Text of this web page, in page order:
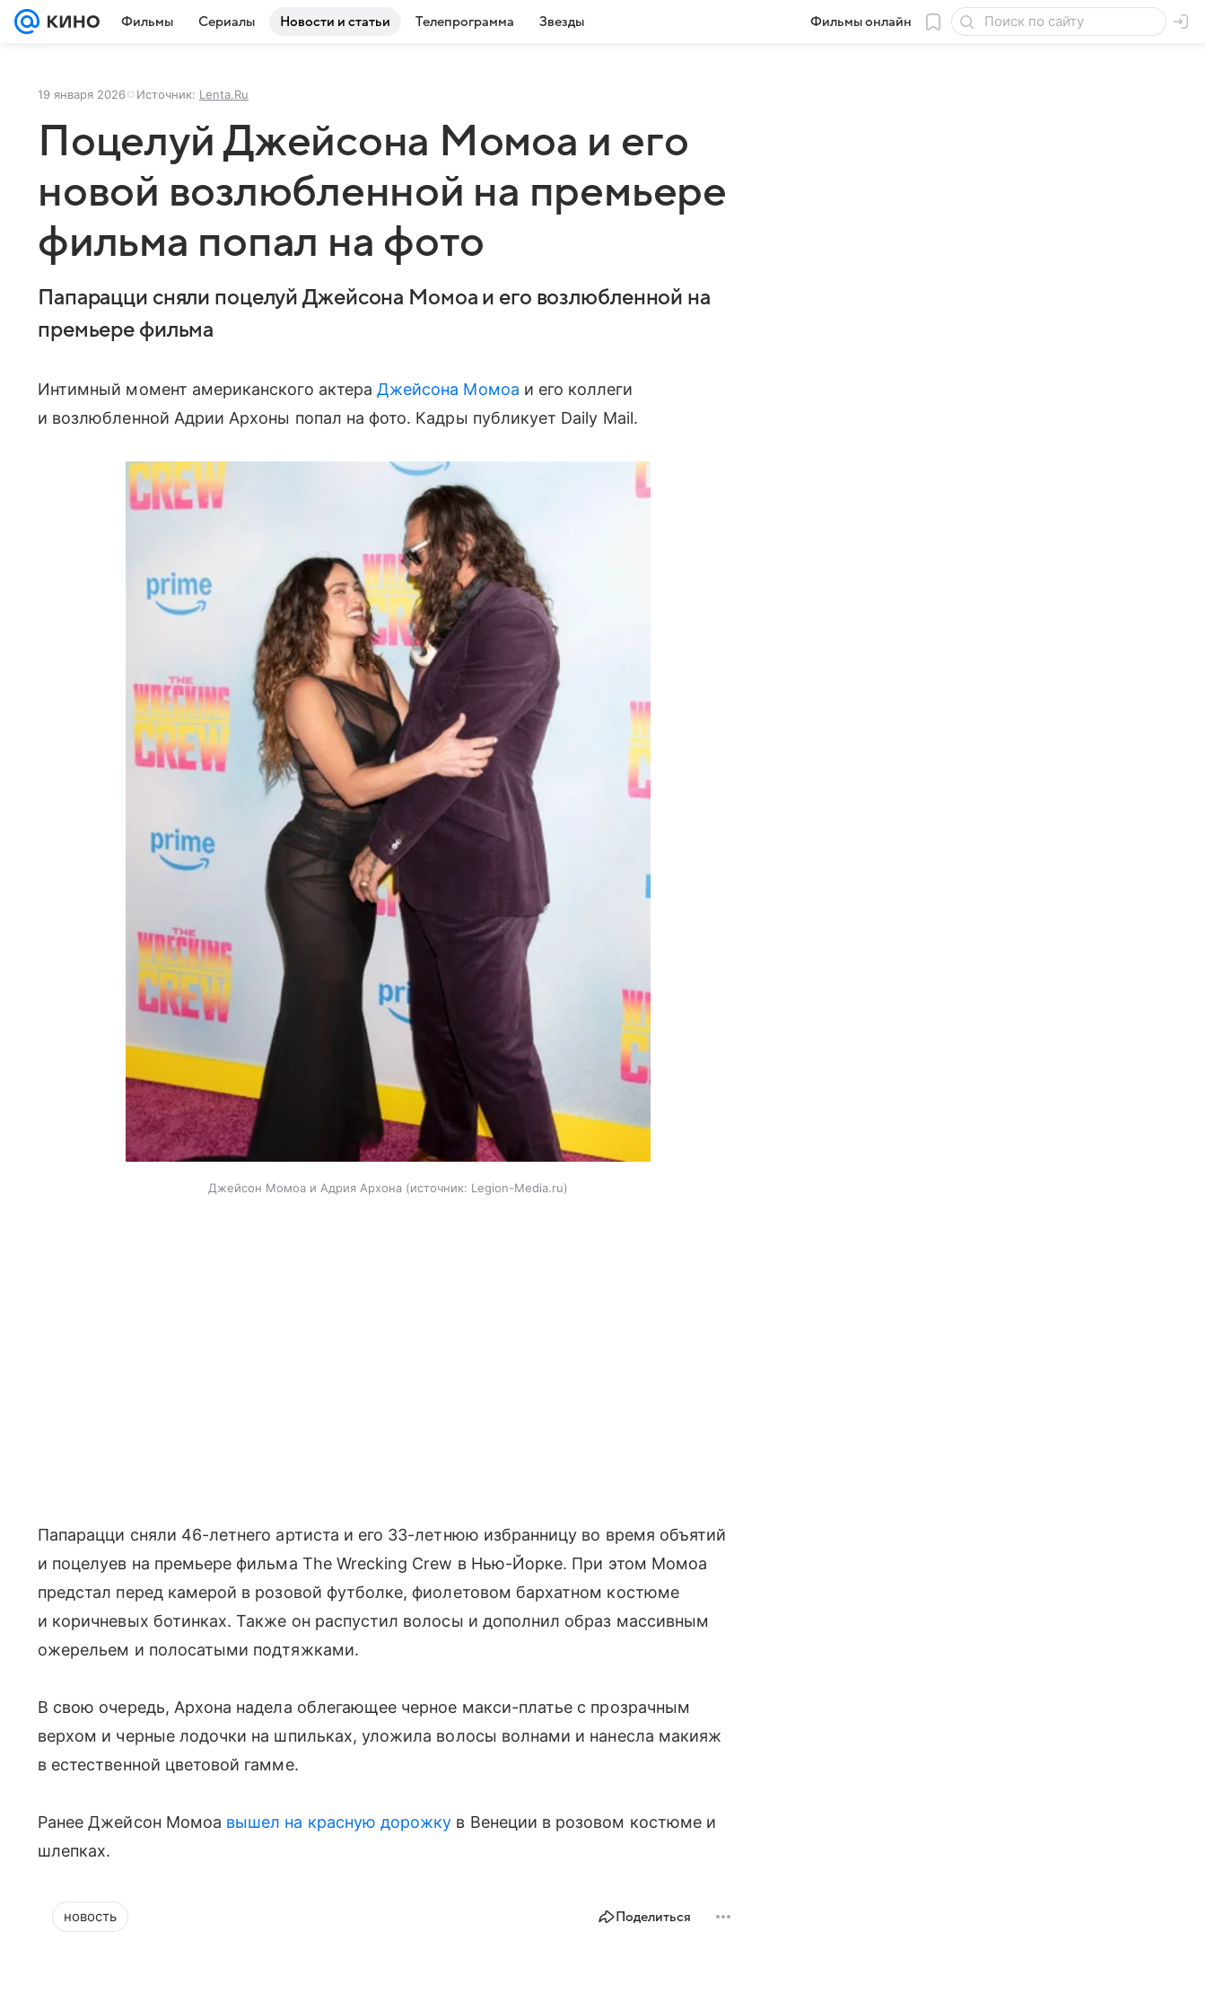
Фильмы Сериалы Новости и статьи Телепрограмма Звезды Фильмы онлайн
19 января 2026 Источник: Lenta.Ru
Поцелуй Джейсона Момоа и его
новой возлюбленной на премьере
фильма попал на фото
Папарацци сняли поцелуй Джейсона Момоа и его возлюбленной на
премьере фильма
Интимный момент американского актера Джейсона Момоа и его коллеги
и возлюбленной Адрии Архоны попал на фото. Кадры публикует Daily Mail.
Джейсон Момоа и Адрия Архона источник: Legion-Media.ru
Папарацци сняли 46-летнего артиста и его 33-летнюю избранницу во время объятий
и поцелуев на премьере фильма The Wrecking Crew в Нью-Йорке. При этом Момоа
предстал перед камерой в розовой футболке, фиолетовом бархатном костюме
и коричневых ботинках. Также он распустил волосы и дополнил образ массивным
ожерельем и полосатыми подтяжками.
В свою очередь, Архона надела облегающее черное макси-платье с прозрачным
верхом и черные лодочки на шпильках, уложила волосы волнами и нанесла макияж
в естественной цветовой гамме.
Ранее Джейсон Момоа вышел на красную дорожку в Венеции в розовом костюме и
шлепках.
новость Поделиться